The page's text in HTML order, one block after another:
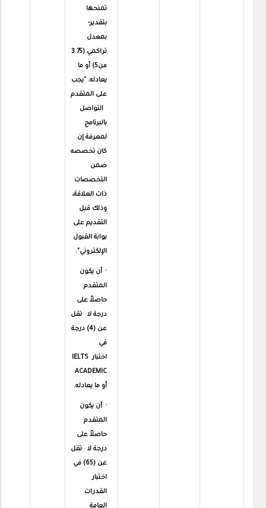
تمنحها
بتقدير-
بمعدل
تراكمي (3.75
من5) أو ما
يعادله. "يجب
على المتقدم
التواصل
بالبرنامج
لمعرفة إن
كان تخصصه
ضمن
التخصصات
ذات العلاقة،
وذلك قبل
التقديم على
بوابة القبول
الإلكتروني".
· أن يكون
المتقدم
حاصلاً على
درجة لا تقل
عن (4) درجة
في
اختبارIELTS
أو ما يعادله.
· أن يكون
المتقدم
حاصلاً على
درجة لا تقل
عن (65) في
اختبار
القدرات
العامة